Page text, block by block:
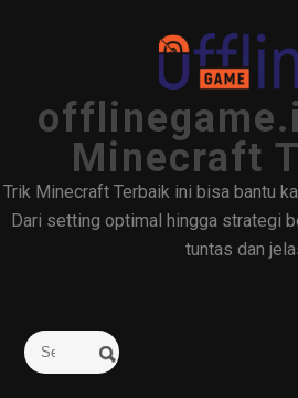
Minecraft
Trik Minecraft Terbaik ini bisa bantu
Dari setting optimal hingga strategi
tuntas dan